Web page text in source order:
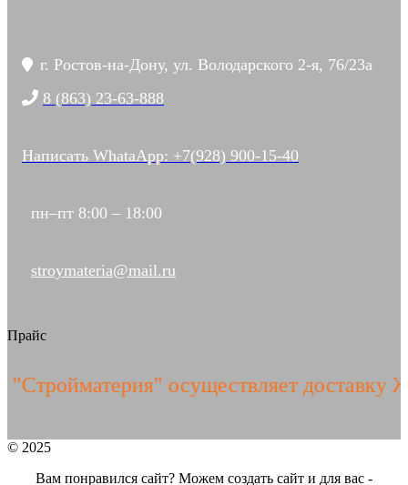
г. Ростов-на-Дону, ул. Володарского 2-я, 76/23а
8 (863) 23-63-888
Написать WhataApp: +7(928) 900-15-40
пн–пт 8:00 – 18:00
stroymateria@mail.ru
Прайс
осуществляет доставку
© 2025
Вам понравился сайт? Можем создать сайт и для вас -